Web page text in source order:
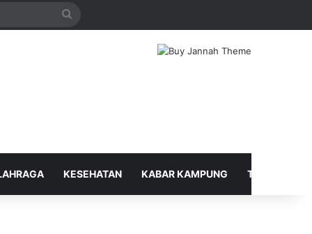
Search
KESEHATAN KABAR KAMPUNG TELUSUR